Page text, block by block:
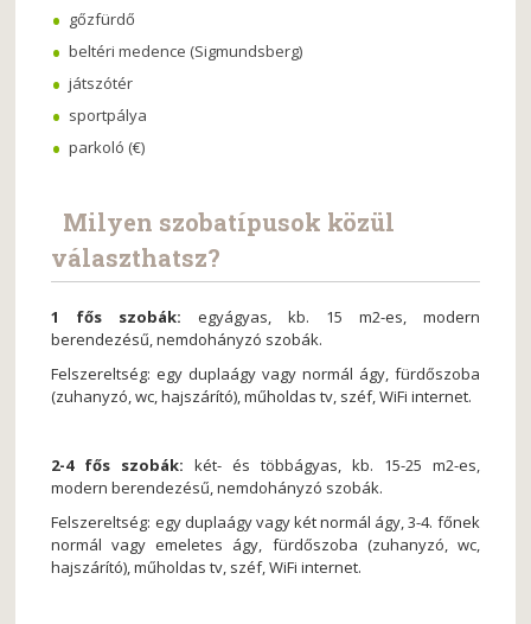
gőzfürdő
beltéri medence (Sigmundsberg)
játszótér
sportpálya
parkoló (€)
Milyen szobatípusok közül
választhatsz?
1 fős szobák: egyágyas, kb. 15 m2-es, modern
berendezésű, nemdohányzó szobák.
Felszereltség: egy duplaágy vagy normál ágy, fürdőszoba
(zuhanyzó, wc, hajszárító), műholdas tv, széf, WiFi internet.
2-4 fős szobák: két- és többágyas, kb. 15-25 m2-es,
modern berendezésű, nemdohányzó szobák.
Felszereltség: egy duplaágy vagy két normál ágy, 3-4. főnek
normál vagy emeletes ágy, fürdőszoba (zuhanyzó, wc,
hajszárító), műholdas tv, széf, WiFi internet.